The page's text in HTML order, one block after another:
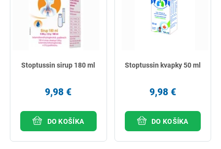
Stoptussin sirup 180 ml
9,98 €
DO KOŠÍKA
Stoptussin kvapky 50 ml
9,98 €
DO KOŠÍKA